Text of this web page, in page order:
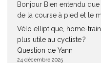
Bonjour Bien entendu
de la course à pied et le
Vélo elliptique, home-
plus utile au cycliste ?
Question de Yann
24 décembre 2025